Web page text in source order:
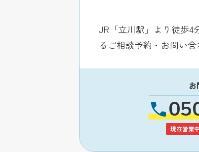
JR「立川駅」より徒歩4
るご相談予約・お問い
現在営業中